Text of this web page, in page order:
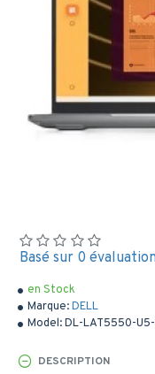
en Stock
Marque:DELL
Model:DL-LAT5550-U5-
Basé sur 0
DESCRIPTION